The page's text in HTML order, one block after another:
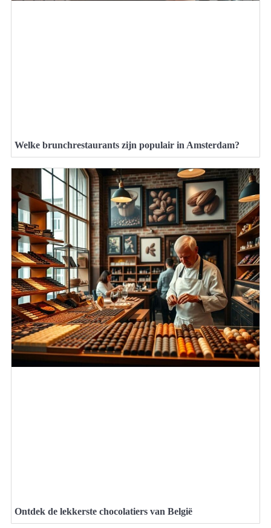
Welke brunchrestaurants zijn populair in Amsterdam?
Ontdek de lekkerste chocolatiers van België